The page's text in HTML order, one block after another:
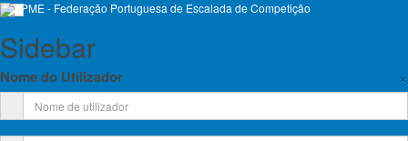
Sidebar
×
Nome do Utilizador